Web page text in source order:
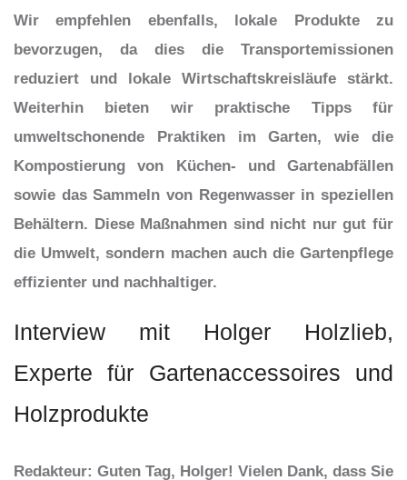
Wir empfehlen ebenfalls, lokale Produkte zu
bevorzugen, da dies die Transportemissionen
reduziert und lokale Wirtschaftskreisläufe stärkt.
Weiterhin bieten wir praktische Tipps für
umweltschonende Praktiken im Garten, wie die
Kompostierung von Küchen- und Gartenabfällen
sowie das Sammeln von Regenwasser in speziellen
Behältern. Diese Maßnahmen sind nicht nur gut für
die Umwelt, sondern machen auch die Gartenpflege
effizienter und nachhaltiger.
Interview mit Holger Holzlieb,
Experte für Gartenaccessoires und
Holzprodukte
Redakteur: Guten Tag, Holger! Vielen Dank, dass Sie